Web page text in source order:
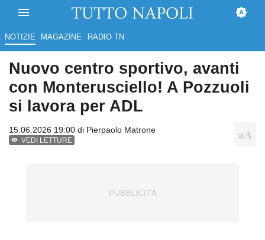
NOTIZIE MAGAZINE RADIO TN
Nuovo centro sportivo, avanti
con Monterusciello! A Pozzuoli
si lavora per ADL
15.06.2026 19:00 di Pierpaolo Matrone
VEDI LETTURE